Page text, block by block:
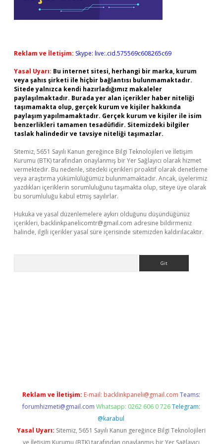
Reklam ve İletişim: Skype: live:.cid.575569c608265c69
Yasal Uyarı: Bu internet sitesi, herhangi bir marka, kurum
veya şahıs şirketi ile hiçbir bağlantısı bulunmamaktadır.
Sitede yalnızca kendi hazırladığımız makaleler
paylaşılmaktadır. Burada yer alan içerikler haber niteliği
taşımamakta olup, gerçek kurum ve kişiler hakkında
paylaşım yapılmamaktadır. Gerçek kurum ve kişiler ile isim
benzerlikleri tamamen tesadüfidir. Sitemizdeki bilgiler
taslak halindedir ve tavsiye niteliği taşımazlar.
Sitemiz, 5651 Sayılı Kanun gereğince Bilgi Teknolojileri ve İletişim
Kurumu (BTK) tarafından onaylanmış bir Yer Sağlayıcı olarak hizmet
vermektedir. Bu nedenle, sitedeki içerikleri proaktif olarak denetleme
veya araştırma yükümlülüğümüz bulunmamaktadır. Ancak, üyelerimiz
yazdıkları içeriklerin sorumluluğunu taşımakta olup, siteye üye olarak
bu sorumluluğu kabul etmiş sayılırlar.
Hukuka ve yasal düzenlemelere aykırı olduğunu düşündüğünüz
içerikleri, backlinkpanelicomtr@gmail.com adresine bildirmeniz
halinde, ilgili içerikler yasal süre içerisinde sitemizden kaldırılacaktır.
Reklam ve İletişim: E-mail: backlinkpaneli@gmail.com Teams:
forumhizmeti@gmail.com Whatsapp: 0262 606 0 726 Telegram:
@karabul
Yasal Uyarı: Sitemiz, 5651 Sayılı Kanun gereğince Bilgi Teknolojileri
ve İletişim Kurumu (BTK) tarafından onaylanmış bir Yer Sağlayıcı